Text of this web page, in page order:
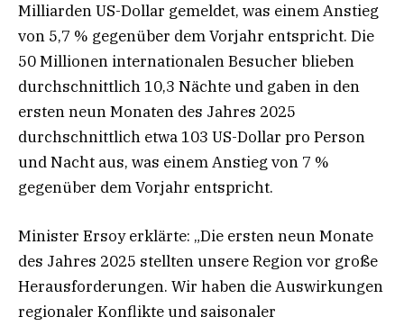
Milliarden US-Dollar gemeldet, was einem Anstieg
von 5,7 % gegenüber dem Vorjahr entspricht. Die
50 Millionen internationalen Besucher blieben
durchschnittlich 10,3 Nächte und gaben in den
ersten neun Monaten des Jahres 2025
durchschnittlich etwa 103 US-Dollar pro Person
und Nacht aus, was einem Anstieg von 7 %
gegenüber dem Vorjahr entspricht.
Minister Ersoy erklärte: „Die ersten neun Monate
des Jahres 2025 stellten unsere Region vor große
Herausforderungen. Wir haben die Auswirkungen
regionaler Konflikte und saisonaler